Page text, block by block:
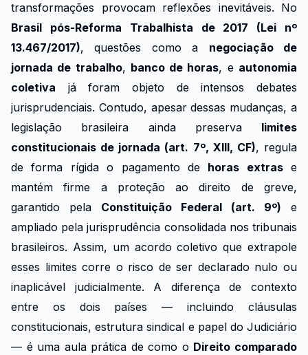
transformações provocam reflexões inevitáveis. No
Brasil pós-Reforma Trabalhista de 2017 (Lei nº
13.467/2017), questões como a negociação de
jornada de trabalho, banco de horas, e autonomia
coletiva já foram objeto de intensos debates
jurisprudenciais. Contudo, apesar dessas mudanças, a
legislação brasileira ainda preserva limites
constitucionais de jornada (art. 7º, XIII, CF), regula
de forma rígida o pagamento de horas extrase
mantém firme a proteção ao direito de greve,
garantido pela Constituição Federal (art. 9º) e
ampliado pela jurisprudência consolidada nos tribunais
brasileiros. Assim, um acordo coletivo que extrapole
esses limites corre o risco de ser declarado nulo ou
inaplicável judicialmente. A diferença de contexto
entre os dois países — incluindo cláusulas
constitucionais, estrutura sindical e papel do Judiciário
— é uma aula prática de como o Direito comparado